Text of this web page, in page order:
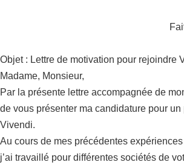
Objet : Lettre de motivation pour rejoindre
Madame, Monsieur,
Par la présente lettre accompagnée de
de vous présenter ma candidature pour
Vivendi.
Au cours de mes précédentes
j’ai travaillé pour différentes sociétés de